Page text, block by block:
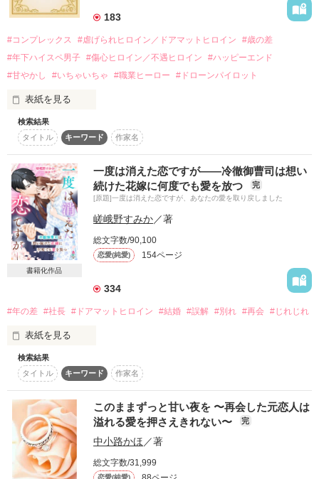
ふたりの時間が動き出す
☆☆☆
「一生かかっても、君の心を取り戻す」
真っ直ぐな愛をぶつける彼に、
葵の心はぐらぐら揺れる。
☆
「まだあなたになにも言えていないのに、
あなたの愛を受ける資格はない」
「すべて俺が背負うから。
なにも解決していないのに、
それでも君が欲しいんだ。
申し訳ないと言うなら、
少しだけでも愛をくれ」
自分と子供たちを、
葵が出した結論は…？
無理やり別れさせられたふたりが
再び出会い、
子供たちとともに
家族になっていく物語です！
虐待されるシーンが出て来るので、
苦手な方はご注意ください。
恋愛短編部門で１８位！
自己最高順位！
みなさんありがとう！！
24/10/7
再ランクインした上に順位更新！
みなさまありがとうございます！！！
24/10/25
レビューありがとうございます！
光栄です！！
183
#コンプレックス #虐げられヒロイン／ドアマットヒロイン
#歳の差
#年下ハイスペ男子 #傷心ヒロイン／不遇ヒロイン
#ハッピーエンド
#甘やかし
#いちゃいちゃ #職業ヒーロー #ドローンパイロット
表紙を見る
小萩雪音（こはぎ・ゆきね）は彼氏にフラれた夜、
ドローンにぶつかられ
風泉閃理（かざみ・せんり）と知り合う。
彼はドローンアーティストだった。
中性的な美しさがあって
まるで月のようだった。
大人の関係に抵抗のある雪音だが、
彼にやつあたりで
「抱いて」と言ってしまう。
「僕が溺愛してあげる」
優しく雪音を抱きしめる。
ぐるぐるして、同じところを回るようでいて
螺旋階段のようにのぼっていく恋。
検索結果
タイトル
キーワード 作家名
書籍化作品
一度は消えた恋ですが――冷徹御曹司は想い
続けた花嫁に何度でも愛を放つ
完
[原題]一度は消えた恋ですが、あなたの愛を取り戻しました
嵯峨野すみか／著
総文字数/90,100
恋愛(純愛) 154ページ
334
#年の差 #社長 #ドアマットヒロイン #結婚 #誤解 #別れ #再会 #じれじれ
表紙を見る
絶望の中で出会った人……。
その人に憧れるのに時間はかからなかった。
やっと結ばれることができたというのに、
運命は残酷だった。
検索結果
タイトル
キーワード 作家名
このままずっと甘い夜を 〜再会した元恋人は
溢れる愛を押さえきれない〜
完
中小路かほ ／著
総文字数/31,999
恋愛(純愛)